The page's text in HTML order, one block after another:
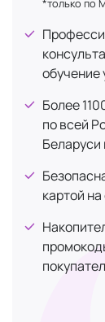
Лечение
Объем
От
От
От
Питание
Дикалия
Диоксид
Женьшень
Йод
Кальций
Каолин
Карнитин
Кверцетин
*только по
обучение
Более
по всей
Беларуси
картой